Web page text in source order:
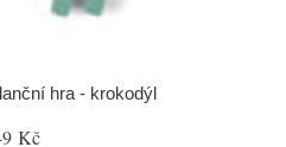
hra - krokodýl
Kč